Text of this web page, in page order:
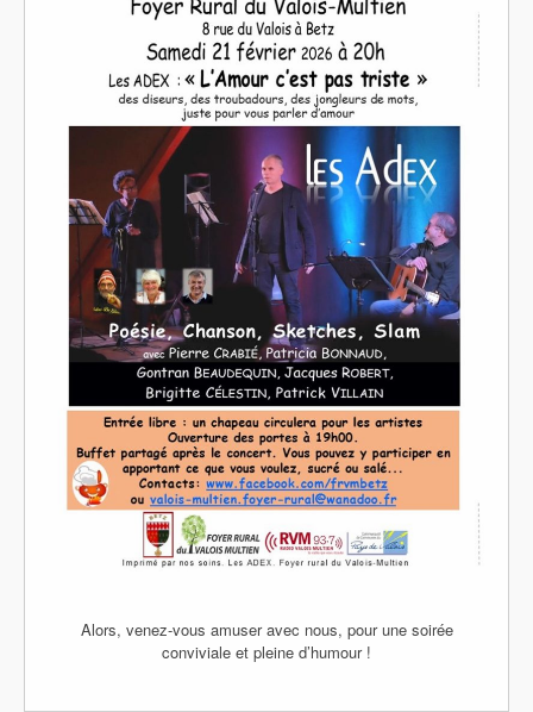
Alors, venez-vous amuser avec nous, pour une soirée
conviviale et pleine d’humour !